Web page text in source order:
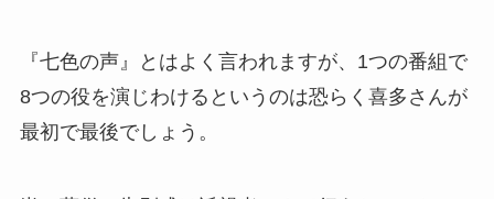
『七色の声』とはよく言われますが、1つの番組で
8つの役を演じわけるというのは恐らく喜多さんが
最初で最後でしょう。